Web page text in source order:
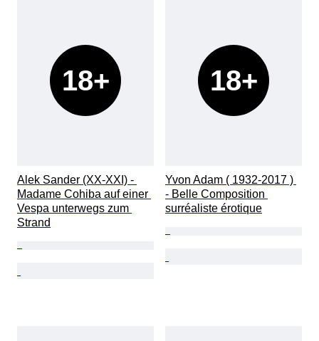
18+
Alek Sander (XX-XXI) -
Madame Cohiba auf einer
Vespa unterwegs zum
Strand
18+
Yvon Adam ( 1932-2017 )
- Belle Composition
surréaliste érotique